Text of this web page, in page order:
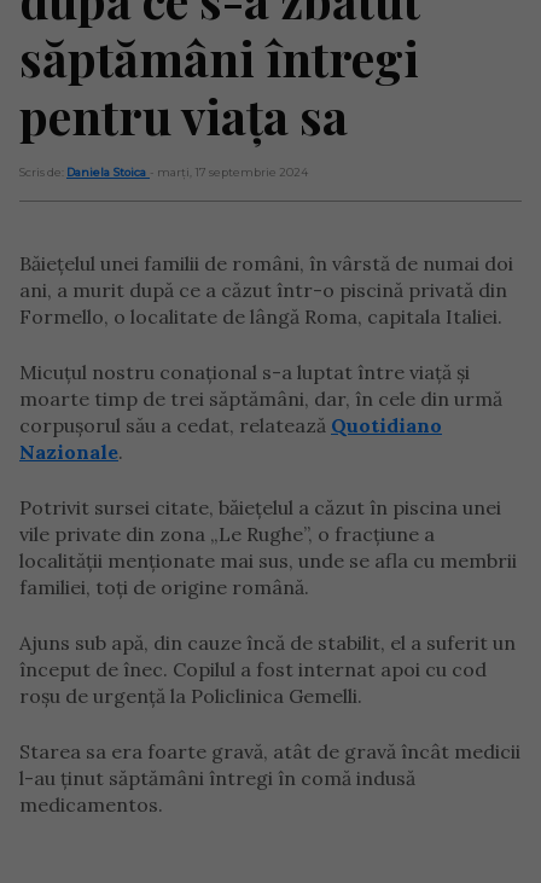
săptămâni întregi
pentru viața sa
Scris de: Daniela Stoica - marți, 17 septembrie 2024
Băiețelul unei familii de români, în vârstă de numai doi
ani, a murit după ce a căzut într-o piscină privată din
Formello, o localitate de lângă Roma, capitala Italiei.
Micuțul nostru conațional s-a luptat între viață și
moarte timp de trei săptămâni, dar, în cele din urmă
corpușorul său a cedat, relatează Quotidiano
Nazionale.
Potrivit sursei citate, băiețelul a căzut în piscina unei
vile private din zona „Le Rughe”, o fracțiune a
localității menționate mai sus, unde se afla cu membrii
familiei, toți de origine română.
Ajuns sub apă, din cauze încă de stabilit, el a suferit un
început de înec. Copilul a fost internat apoi cu cod
roșu de urgență la Policlinica Gemelli.
Starea sa era foarte gravă, atât de gravă încât medicii
l-au ținut săptămâni întregi în comă indusă
medicamentos.